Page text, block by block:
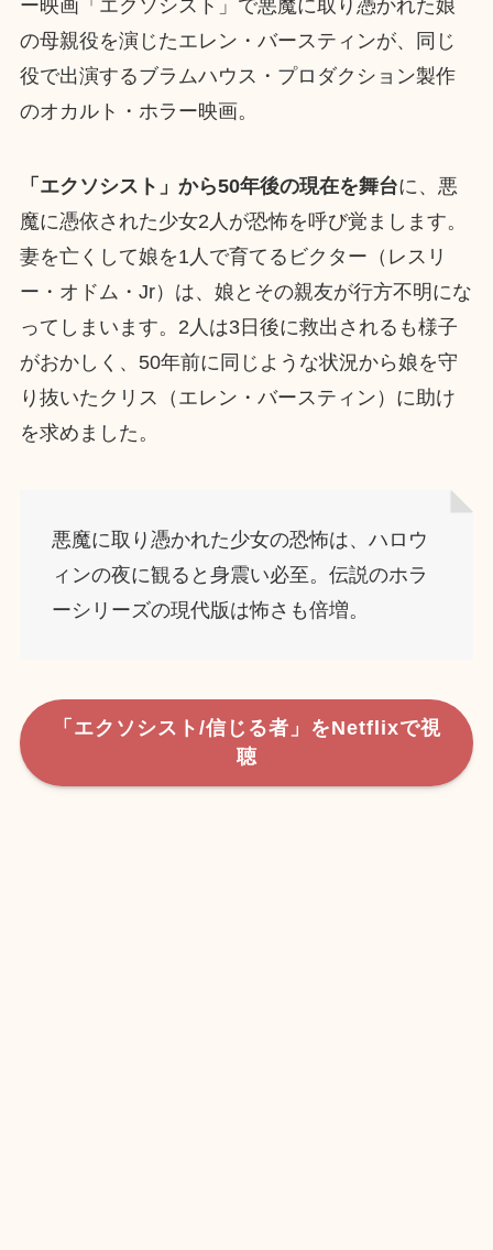
ー映画「エクソシスト」で悪魔に取り憑かれた娘
の母親役を演じたエレン・バースティンが、同じ
役で出演するブラムハウス・プロダクション製作
のオカルト・ホラー映画。
「エクソシスト」から50年後の現在を舞台に、悪
魔に憑依された少女2人が恐怖を呼び覚まします。
妻を亡くして娘を1人で育てるビクター（レスリ
ー・オドム・Jr）は、娘とその親友が行方不明にな
ってしまいます。2人は3日後に救出されるも様子
がおかしく、50年前に同じような状況から娘を守
り抜いたクリス（エレン・バースティン）に助け
を求めました。
悪魔に取り憑かれた少女の恐怖は、ハロウ
ィンの夜に観ると身震い必至。伝説のホラ
ーシリーズの現代版は怖さも倍増。
「エクソシスト/信じる者」をNetflixで視
聴